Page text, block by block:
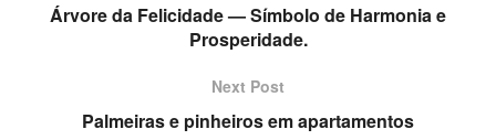
Árvore da Felicidade — Símbolo de Harmonia e
Prosperidade.
Next Post
Palmeiras e pinheiros em apartamentos